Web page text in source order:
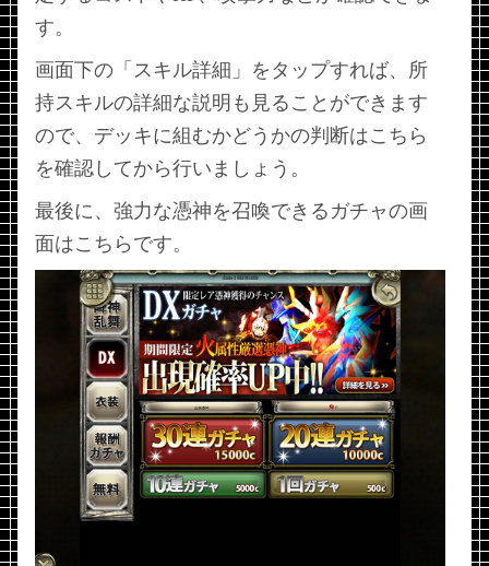
す。
画面下の「スキル詳細」をタップすれば、所
持スキルの詳細な説明も見ることができます
ので、デッキに組むかどうかの判断はこちら
を確認してから行いましょう。
最後に、強力な憑神を召喚できるガチャの画
面はこちらです。